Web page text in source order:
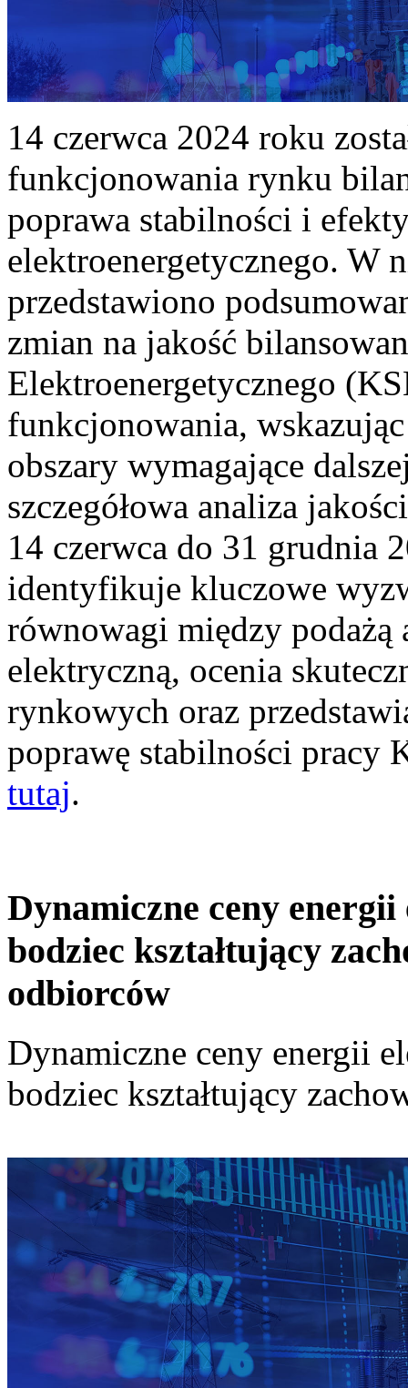
14 czerwca 2024 roku
funkcjonowania rynku
poprawa stabilności i
elektroenergetycznego. W
przedstawiono
zmian na jakość
Elektroenergetycznego
funkcjonowania,
obszary wymagające
szczegółowa analiza
14 czerwca do 31 grudnia
identyfikuje kluczowe
równowagi między podażą
elektryczną, ocenia
rynkowych oraz
poprawę stabilności pracy
tutaj.
Dynamiczne ceny
bodziec kształtujący
odbiorców
Dynamiczne ceny energii
bodziec kształtujący